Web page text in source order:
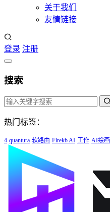
关于我们
友情链接
登录 注册
搜索
热门标签：
4 quantura 软路由 Firekb AI 工作 AI绘画